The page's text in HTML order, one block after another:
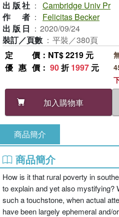
出版社 ： Cambridge Univ Pr
作者 ：
Felicitas Becker
出版日 ： 2020/09/24
裝訂／頁數 ： 平裝／380頁
定價 ：NT$ 2219 元
優惠價 ： 90折1997 元
加入購物車
商品簡介
商品簡介
How is it that rural poverty in
to explain and yet also mystifying?
such a touchstone, when actual
have been largely ephemeral and/